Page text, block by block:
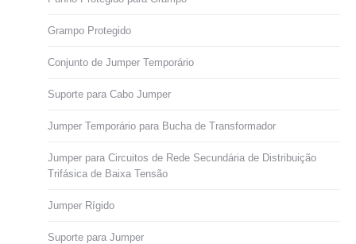
Grampo Protegido
Conjunto de Jumper Temporário
Suporte para Cabo Jumper
Jumper Temporário para Bucha de Transformador
Jumper para Circuitos de Rede Secundária de Distribuição
Trifásica de Baixa Tensão
Jumper Rígido
Suporte para Jumper